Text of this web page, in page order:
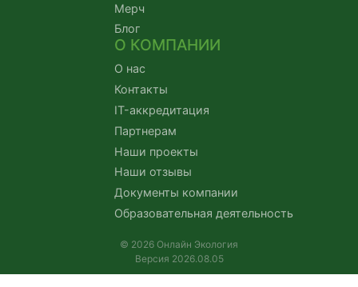
Мерч
Блог
О КОМПАНИИ
О нас
Контакты
IT-аккредитация
Партнерам
Наши проекты
Наши отзывы
Документы компании
Образовательная деятельность
© 2026 Онлайн Экология
Версия 2026.08.05